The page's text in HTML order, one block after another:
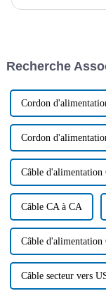
Recherche
Cordon
Cordon
Câble d'alimentation
Câble CA à CA
Câble d'alimentation
Câble secteur vers